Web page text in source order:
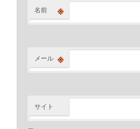
名前 ※
メール ※
サイト